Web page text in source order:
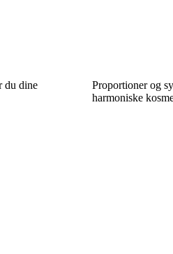
du dine
Proportioner og
harmoniske